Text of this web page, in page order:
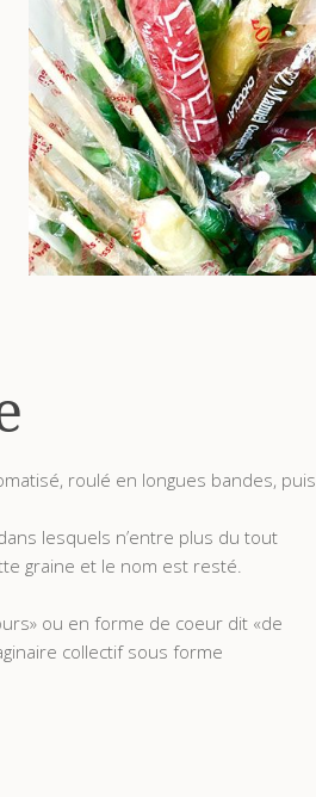
roulé en longues bandes, puis
lesquels n’entre plus du tout
graine et le nom est resté.
ou en forme de coeur dit «de
collectif sous forme